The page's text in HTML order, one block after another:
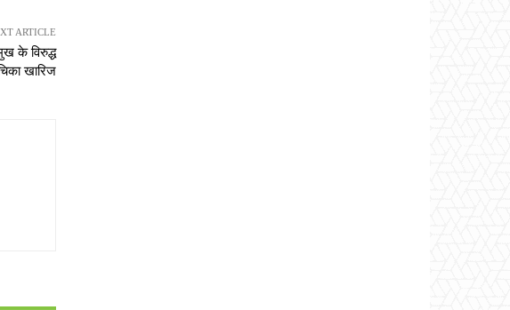
ARTICLE
के विरुद्ध
खारिज